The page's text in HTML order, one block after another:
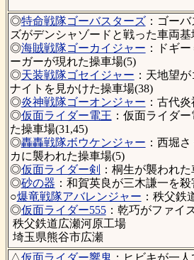
◎特命戦隊ゴーバスターズ：ゴーバ
ズがデンシャゾードと戦った車両基
◎海賊戦隊ゴーカイジャー ：ドギ
ーガーが現れた操車場(5)
◎天装戦隊ゴセイジャー ：天地望
ナイトを見かけた操車場(38)
◎炎神戦隊ゴーオンジャー ：古代
◎仮面ライダー電王 ：仮面ライダ
た操車場(31,45)
◎轟轟戦隊ボウケンジャー ：西堀
カに襲われた操車場(5)
◎仮面ライダー剣
：桐生が襲われ
◎砂の器 ：和賀英良が三木謙一を
○爆竜戦隊アバレンジャー ：秩父鉄
◎仮面ライダー555：乾巧がファイ
秩父鉄道広瀬河原工場
埼玉県熊谷市広瀬